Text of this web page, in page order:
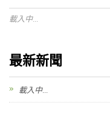
載入中...
最新新聞
載入中...